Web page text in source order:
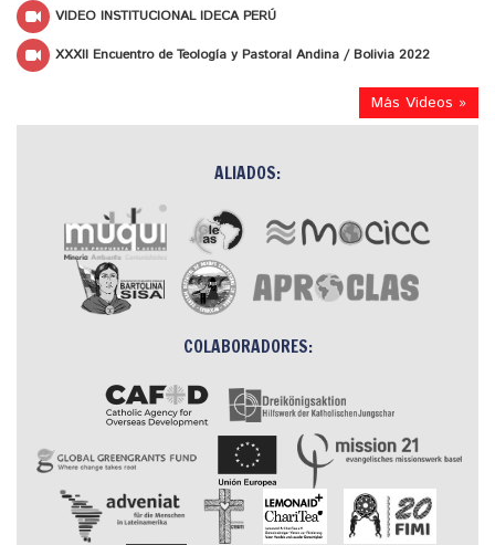
VIDEO INSTITUCIONAL IDECA PERÚ
XXXII Encuentro de Teología y Pastoral Andina / Bolivia 2022
Más Videos »
ALIADOS:
COLABORADORES: